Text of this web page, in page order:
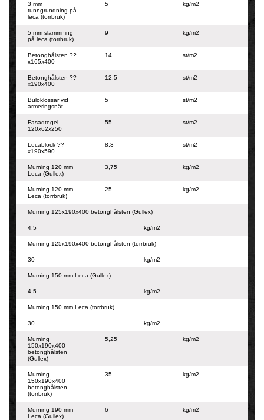
3 mm
tunngrundning på
leca (torrbruk)
5 kg/m2
5 mm slammning
på leca (torrbruk)
9 kg/m2
Betonghålsten ??
x165x400
14 st/m2
Betonghålsten ??
x190x400
12,5 st/m2
Buloklossar vid
armeringsnät
5 st/m2
Fasadtegel
120x62x250
55 st/m2
Lecablock ??
x190x590
8,3 st/m2
Murning 120 mm
Leca (Gullex)
3,75 kg/m2
Murning 120 mm
Leca (torrbruk)
25 kg/m2
Murning 125x190x400 betonghålsten (Gullex)
4,5 kg/m2
Murning 125x190x400 betonghålsten (torrbruk)
30 kg/m2
Murning 150 mm Leca (Gullex)
4,5 kg/m2
Murning 150 mm Leca (torrbruk)
30 kg/m2
Murning
150x190x400
betonghålsten
(Gullex)
5,25 kg/m2
Murning
150x190x400
betonghålsten
(torrbruk)
35 kg/m2
Murning 190 mm
Leca (Gullex)
6 kg/m2